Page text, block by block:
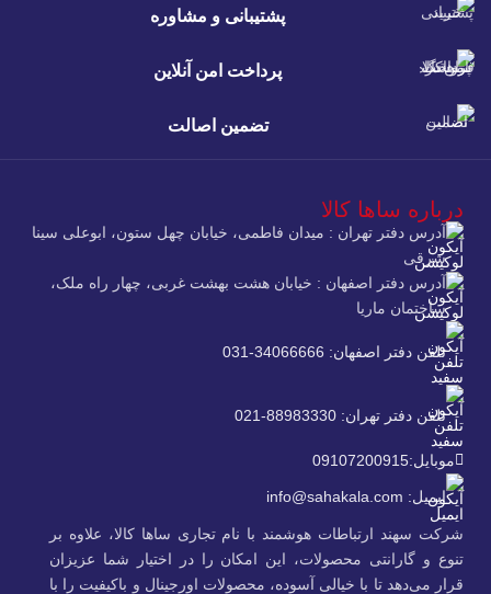
پشتیبانی و مشاوره
پرداخت امن آنلاین
تضمین اصالت
درباره ساها کالا
آدرس دفتر تهران : میدان فاطمی، خیابان چهل ستون، ابوعلی سینا
شرقی
آدرس دفتر اصفهان : خیابان هشت بهشت غربی، چهار راه ملک،
ساختمان ماریا
تلفن دفتر اصفهان: 34066666-031
تلفن دفتر تهران: 88983330-021
موبایل:09107200915
ایمیل: info@sahakala.com
شرکت سهند ارتباطات هوشمند با نام تجاری ساها کالا، علاوه‌ بر
تنوع و گارانتی محصولات، این امکان را در اختیار شما عزیزان
قرار می‌دهد تا با خیالی آسوده، محصولات اورجینال و باکیفیت را با